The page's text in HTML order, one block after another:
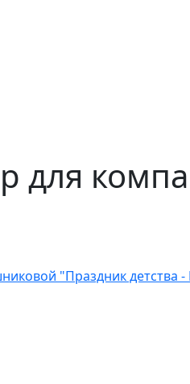
для
"Праздник детства